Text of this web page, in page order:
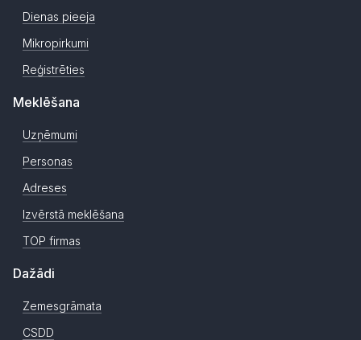
Dienas pieeja
Mikropirkumi
Reģistrēties
Meklēšana
Uzņēmumi
Personas
Adreses
Izvērstā meklēšana
TOP firmas
Dažādi
Zemesgrāmata
CSDD